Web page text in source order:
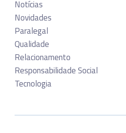
Notícias
Novidades
Paralegal
Qualidade
Relacionamento
Responsabilidade Social
Tecnologia